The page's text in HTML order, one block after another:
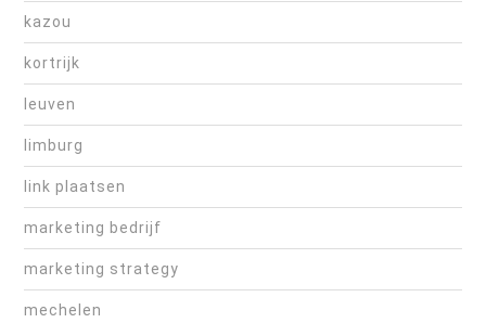
kazou
kortrijk
leuven
limburg
link plaatsen
marketing bedrijf
marketing strategy
mechelen